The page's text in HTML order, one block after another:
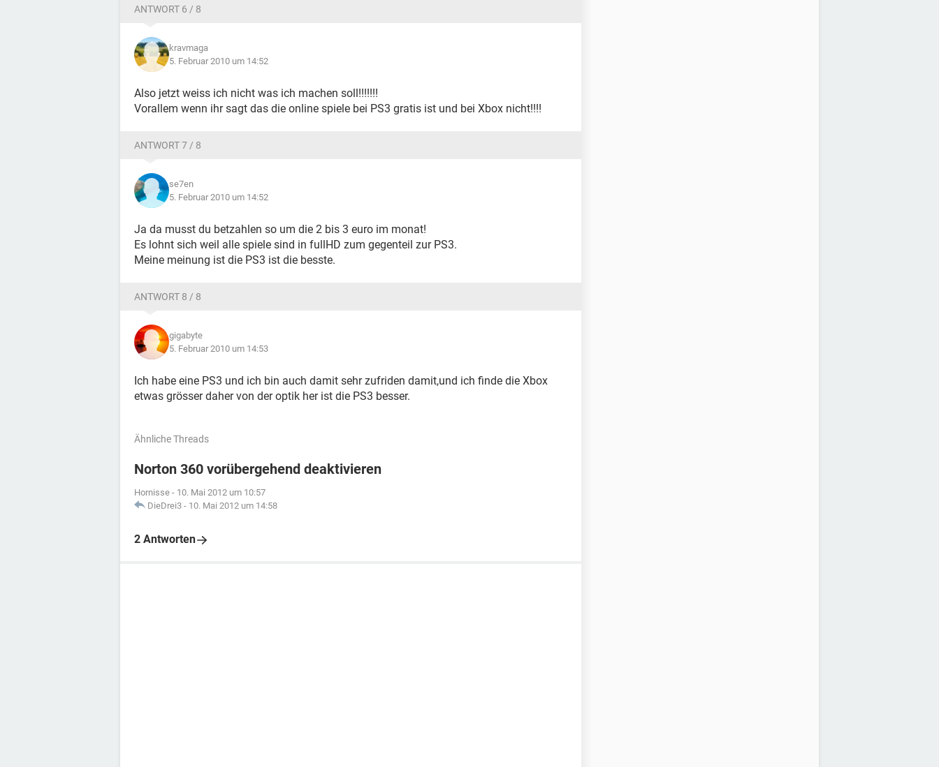
ANTWORT 6 / 8
kravmaga
5. Februar 2010 um 14:52
Also jetzt weiss ich nicht was ich machen soll!!!!!!!
Vorallem wenn ihr sagt das die online spiele bei PS3 gratis ist und bei Xbox nicht!!!!
ANTWORT 7 / 8
se7en
5. Februar 2010 um 14:52
Ja da musst du betzahlen so um die 2 bis 3 euro im monat!
Es lohnt sich weil alle spiele sind in fullHD zum gegenteil zur PS3.
Meine meinung ist die PS3 ist die besste.
ANTWORT 8 / 8
gigabyte
5. Februar 2010 um 14:53
Ich habe eine PS3 und ich bin auch damit sehr zufriden damit,und ich finde die Xbox
etwas grösser daher von der optik her ist die PS3 besser.
Ähnliche Threads
Norton 360 vorübergehend deaktivieren
Hornisse - 10. Mai 2012 um 10:57
DieDrei3 - 10. Mai 2012 um 14:58
2 Antworten